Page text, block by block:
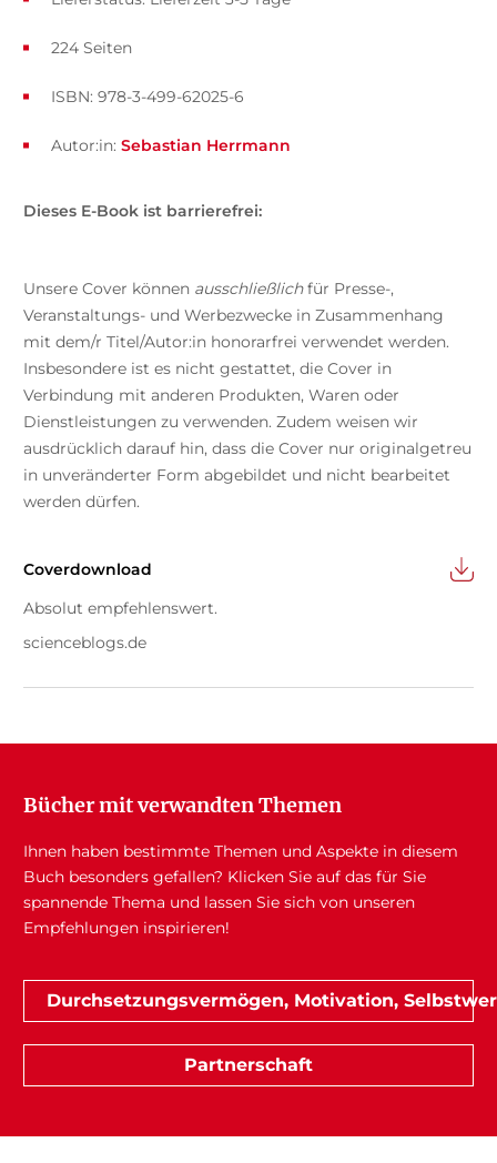
ISBN: 978-3-499-62025-6
224 Seiten
Autor:in: Sebastian Herrmann
Dieses E-Book ist barrierefrei:
Unsere Cover können ausschließlichfür Presse-,
Veranstaltungs- und Werbezwecke in Zusammenhang
mit dem/r Titel/Autor:in honorarfrei verwendet werden.
Insbesondere ist es nicht gestattet, die Cover in
Verbindung mit anderen Produkten, Waren oder
Dienstleistungen zu verwenden. Zudem weisen wir
ausdrücklich darauf hin, dass die Cover nur originalgetreu
in unveränderter Form abgebildet und nicht bearbeitet
werden dürfen.
Coverdownload
Absolut empfehlenswert.
scienceblogs.de
Bücher mit verwandten Themen
Ihnen haben bestimmte Themen und Aspekte in diesem
Buch besonders gefallen? Klicken Sie auf das für Sie
spannende Thema und lassen Sie sich von unseren
Empfehlungen inspirieren!
Durchsetzungsvermögen, Motivation,
Partnerschaft